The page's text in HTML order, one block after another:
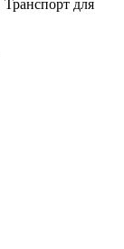
Транспорт для